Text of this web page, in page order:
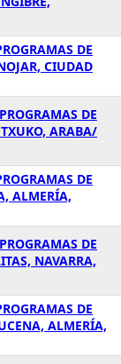
DE
CIUDAD
DE
ARABA/
DE
ALMERÍA,
DE
NAVARRA,
DE
ALMERÍA,